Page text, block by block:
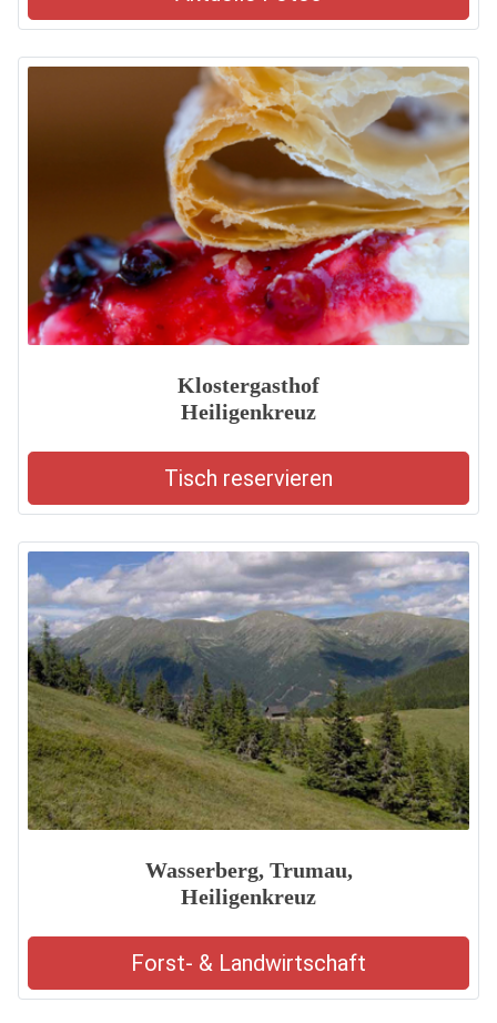
Klostergasthof
Heiligenkreuz
Tisch reservieren
Wasserberg, Trumau,
Heiligenkreuz
Forst- & Landwirtschaft